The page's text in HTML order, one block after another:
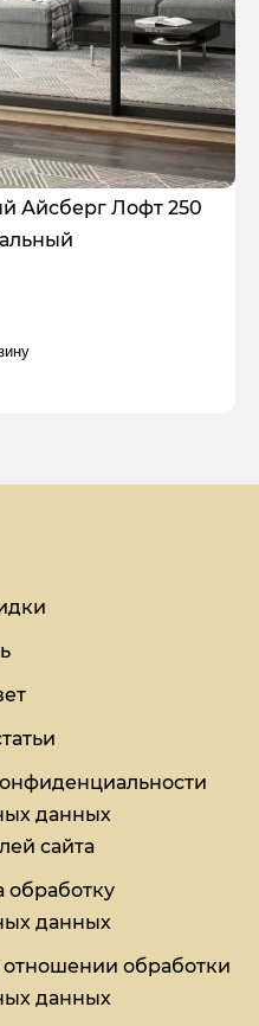
Айсберг Лофт 250
данных
сайта
обработку
данных
отношении обработки
данных